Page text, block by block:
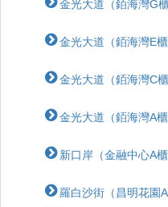
金光大道（銆海灣G櫃
金光大道（銆海灣E櫃
金光大道（銆海灣C櫃
金光大道（銆海灣A櫃
新口岸（金融中心A櫃
羅白沙街（昌明花園A